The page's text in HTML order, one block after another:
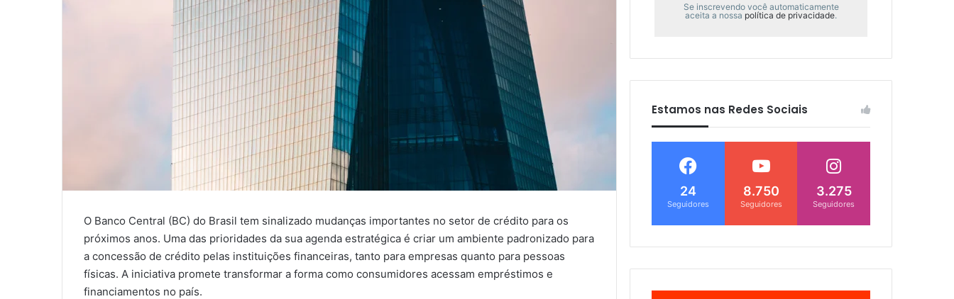
O Banco Central (BC) do Brasil tem sinalizado mudanças importantes no setor de crédito para os
próximos anos. Uma das prioridades da sua agenda estratégica é criar um ambiente padronizado para
a concessão de crédito pelas instituições financeiras, tanto para empresas quanto para pessoas
físicas. A iniciativa promete transformar a forma como consumidores acessam empréstimos e
financiamentos no país.
Se inscrevendo você automaticamente
aceita a nossa política de privacidade.
Estamos nas Redes Sociais
24
Seguidores
8.750
Seguidores
3.275
Seguidores